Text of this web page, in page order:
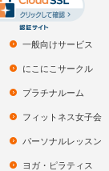
一般向けサービス
にこにこサークル
プラチナルーム
フィットネス女子会
パーソナルレッスン
ヨガ・ピラティス